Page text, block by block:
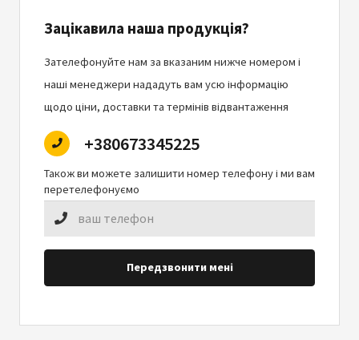
Зацікавила наша продукція?
Зателефонуйте нам за вказаним нижче номером і
наші менеджери нададуть вам усю інформацію
щодо ціни, доставки та термінів відвантаження
+380673345225
Також ви можете залишити номер телефону і ми вам
перетелефонуємо
Передзвонити мені